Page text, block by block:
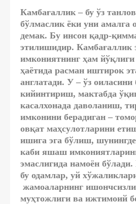
Камбағаллик – бу ўз
бўлмаслик ёки уни амалга
демак. Бу инсон қадр-
этилишидир. Камбағаллик
имкониятнинг ҳам
ҳаётида расман иштирок
англатади. У – ўз
кийинтириш, мактабда
касалхонада даволаниш,
имконини берадиган –
овқат маҳсулотларини
ишига эга бўлиш,
каби яшаш
эмаслигида намоён
бу одамлар, уй
жамоаларнинг
муҳтожлиги ва ижтимоий